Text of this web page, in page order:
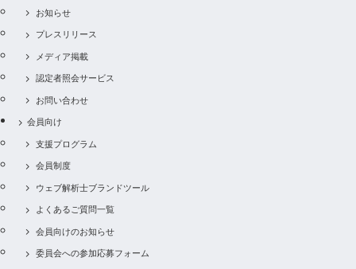
お知らせ
プレスリリース
メディア掲載
認定者照会サービス
お問い合わせ
会員向け
支援プログラム
会員制度
ウェブ解析士ブランドツール
よくあるご質問一覧
会員向けのお知らせ
委員会への参加応募フォーム